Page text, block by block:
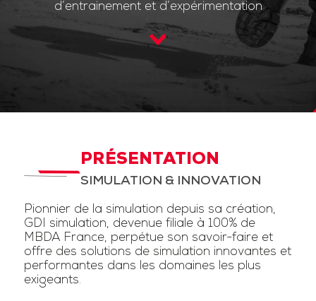
d’entrainement et d’expérimentation
PRÉSENTATION
SIMULATION & INNOVATION
Pionnier de la simulation depuis sa création,
GDI simulation, devenue filiale à 100% de
MBDA France, perpétue son savoir-faire et
offre des solutions de simulation innovantes et
performantes dans les domaines les plus
exigeants.